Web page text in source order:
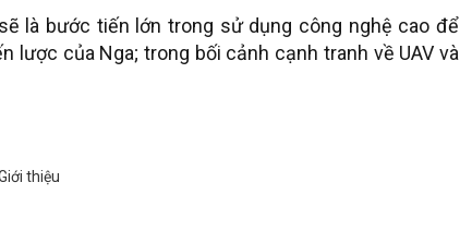
là bước tiến lớn trong sử dụng công nghệ cao để
lược của Nga; trong bối cảnh cạnh tranh về UAV và